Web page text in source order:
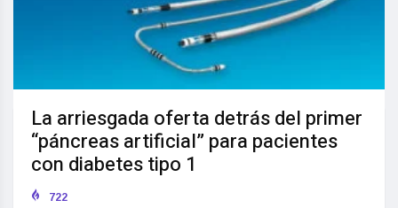
La arriesgada oferta detrás del primer
“páncreas artificial” para pacientes
con diabetes tipo 1
722